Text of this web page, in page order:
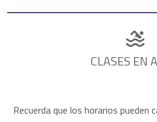
CLASES EN
Recuerda que los horarios pueden